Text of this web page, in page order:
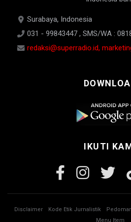
Surabaya, Indonesia
031 - 99843447 , SMS/WA :
redaksi@superradio.id,
IKUTI
Disclaimer Kode Etik Jurnalistik
Menu Item